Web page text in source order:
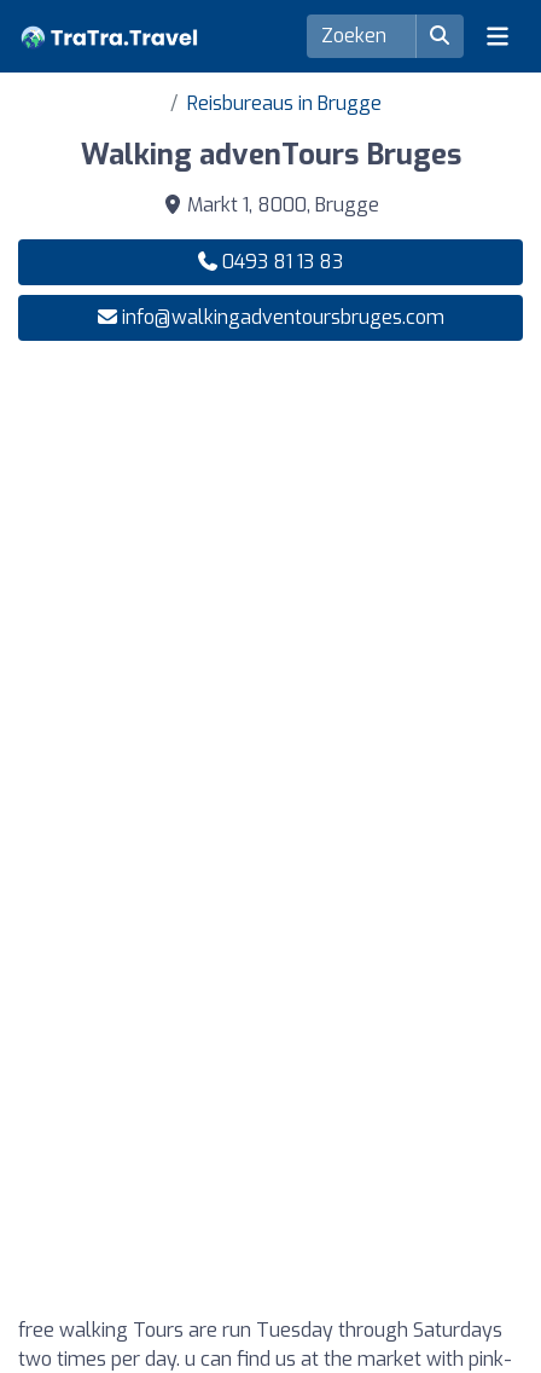
Reisbureaus in Brugge
Walking advenTours Bruges
Markt 1, 8000, Brugge
0493 81 13 83
info@walkingadventoursbruges.com
free walking Tours are run Tuesday through Saturdays
two times per day. u can find us at the market with pink-